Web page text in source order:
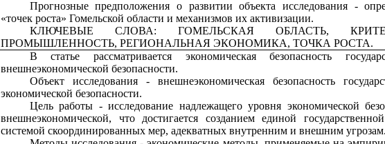
Прогнозные предположения о развитии объекта исследования -
«точек роста» Гомельской области и механизмов их активизации.
КЛЮЧЕВЫЕ СЛОВА: ГОМЕЛЬСКАЯ ОБЛАСТЬ,
ПРОМЫШЛЕННОСТЬ, РЕГИОНАЛЬНАЯ ЭКОНОМИКА, ТОЧКА РОСТА.
В статье рассматривается экономическая безопасность
внешнеэкономической безопасности.
Объект исследования - внешнеэкономическая безопасность
экономической безопасности.
Цель работы - исследование надлежащего уровня экономической
внешнеэкономической, что достигается созданием единой
системой скоординированных мер, адекватных внутренним и внешним угрозам.